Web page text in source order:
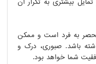
به فرد است و ممکن
باشد. صبوری، درک و
شما خواهد بود.